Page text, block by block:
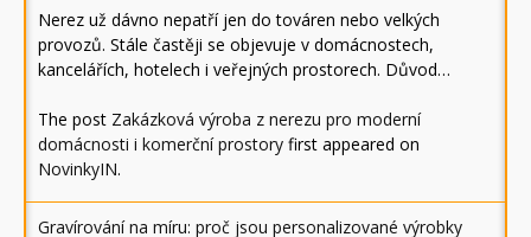
Nerez už dávno nepatří jen do továren nebo velkých
provozů. Stále častěji se objevuje v domácnostech,
kancelářích, hotelech i veřejných prostorech. Důvod…
The post Zakázková výroba z nerezu pro moderní
domácnosti i komerční prostory first appeared on
NovinkyIN.
Gravírování na míru: proč jsou personalizované výrobky